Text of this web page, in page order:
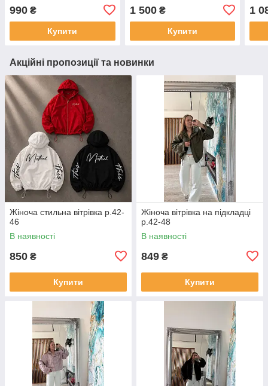
990 ₴
Купити
1 500₴
Купити
1
Акційні пропозиції та новинки
Жіноча стильна вітрівка р.42-
46
В наявності
850 ₴
Купити
Жіноча вітрівка на підкладці
р.42-48
В наявності
849 ₴
Купити